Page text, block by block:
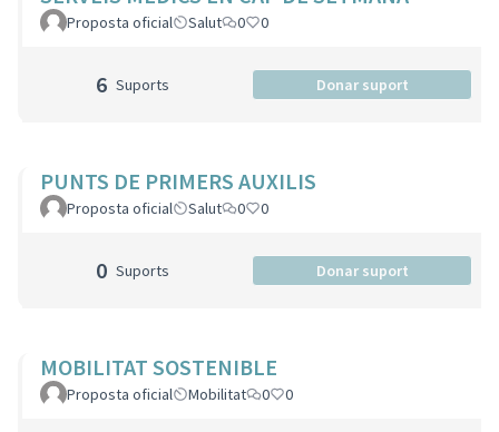
Proposta oficial Salut 0 0
6 Suports Donar suport
PUNTS DE PRIMERS AUXILIS
Proposta oficial Salut 0 0
0 Suports Donar suport
MOBILITAT SOSTENIBLE
Proposta oficial Mobilitat 0 0